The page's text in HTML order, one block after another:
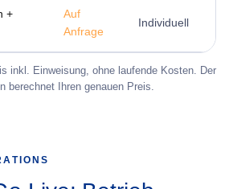
+
Auf
Anfrage
Individuell
inkl. Einweisung, ohne laufende Kosten. Der
berechnet Ihren genauen Preis.